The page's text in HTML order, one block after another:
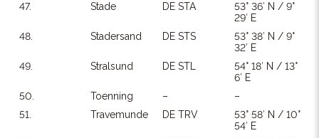
47.
Stade DE STA
53° 36′ N / 9°
29′ E
48.
Stadersand DE STS
53° 38′ N / 9°
32′ E
49.
Stralsund DE STL
54° 18′ N / 13°
6′ E
50.
Toenning –
–
51.
Travemunde DE TRV
53° 58′ N / 10°
54′ E